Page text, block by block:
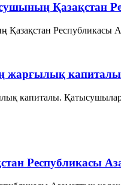
Қазақстан
Республикасы
жарғылық
капиталы.
Республикасы